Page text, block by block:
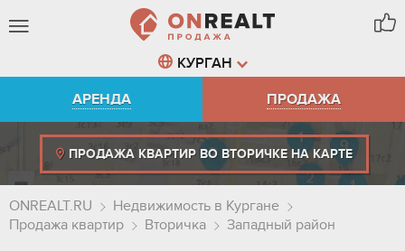
КУРГАН
АРЕНДА
ПРОДАЖА
ПРОДАЖА КВАРТИР ВО ВТОРИЧКЕ НА КАРТЕ
ONREALT.RU
Недвижимость в Кургане
Продажа квартир
Вторичка Западный район